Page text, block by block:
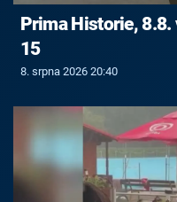
Prima Historie,
15
8. srpna 2026 20:40